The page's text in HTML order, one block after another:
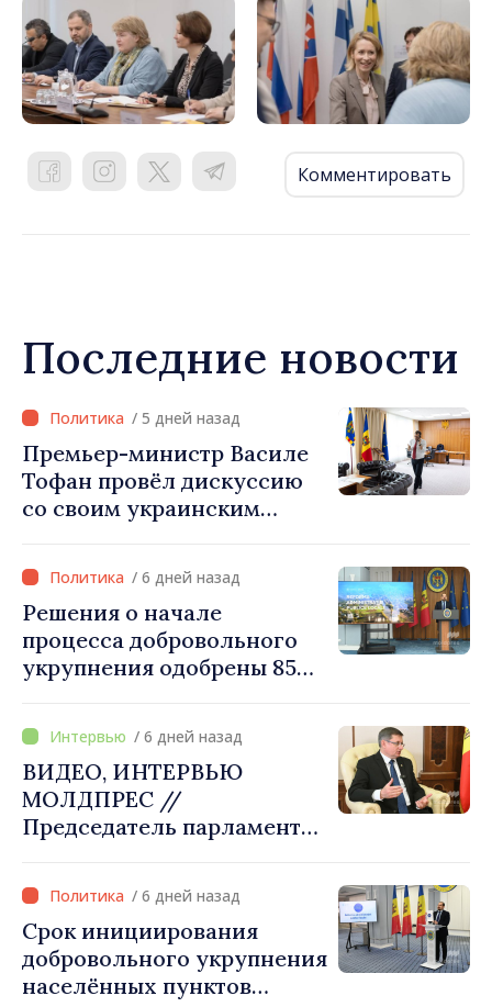
Комментировать
Последние новости
/ 5 дней назад
Премьер-министр Василе
Тофан провёл дискуссию
со своим украинским
Корецким: «Наши
государства выстроили
отношения, основанные на
доверии и солидарности,
которые мы хотим
конкретные проекты»
/ 6 дней назад
Решения о начале
процесса добровольного
укрупнения одобрены 85
страны. Алексей Бузу:
«Только через сильные
примэрии мы можем
обеспечить качественные
услуги и
инфраструктуру»
/ 6 дней назад
ВИДЕО, ИНТЕРВЬЮ
МОЛДПРЕС //
Председатель парламента
убедить каждое
государство‑член ЕС, что
Республика Молдова
заслуживает быть в
Европейском союзе»
/ 6 дней назад
Срок инициирования
добровольного укрупнения
населённых пунктов